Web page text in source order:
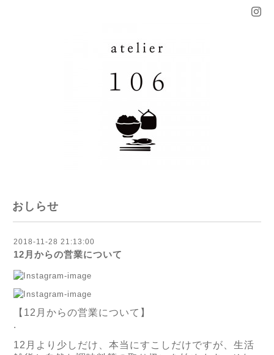
おしらせ
2018-11-28 21:13:00
12月からの営業について
【12月からの営業について】
.
12月より少しだけ、本当にすこしだけですが、生活